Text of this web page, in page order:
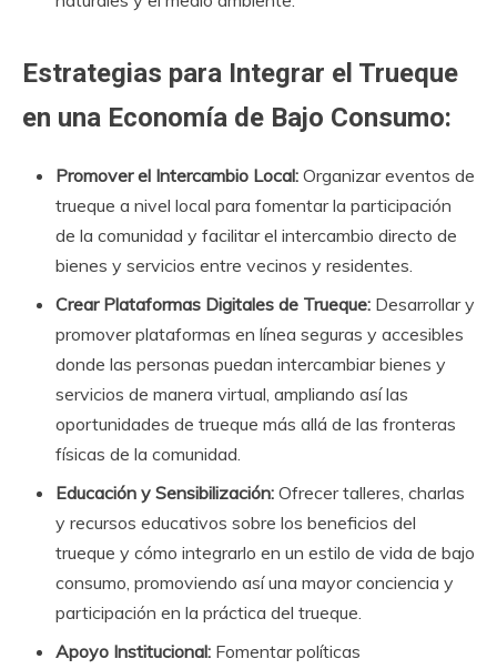
Estrategias para Integrar el Trueque
en una Economía de Bajo Consumo:
Promover el Intercambio Local: Organizar eventos de
trueque a nivel local para fomentar la participación
de la comunidad y facilitar el intercambio directo de
bienes y servicios entre vecinos y residentes.
Crear Plataformas Digitales de Trueque: Desarrollar y
promover plataformas en línea seguras y accesibles
donde las personas puedan intercambiar bienes y
servicios de manera virtual, ampliando así las
oportunidades de trueque más allá de las fronteras
físicas de la comunidad.
Educación y Sensibilización: Ofrecer talleres, charlas
y recursos educativos sobre los beneficios del
trueque y cómo integrarlo en un estilo de vida de bajo
consumo, promoviendo así una mayor conciencia y
participación en la práctica del trueque.
Apoyo Institucional: Fomentar políticas